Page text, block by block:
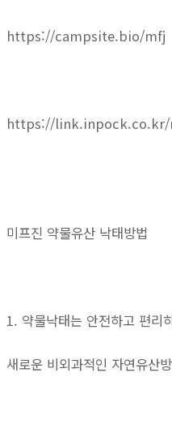
https://campsite.bio/mfj
https://
미프진 약물유산 낙태방법
1. 약물낙태는 안전하고 편리
새로운 비외과적인 자연유산